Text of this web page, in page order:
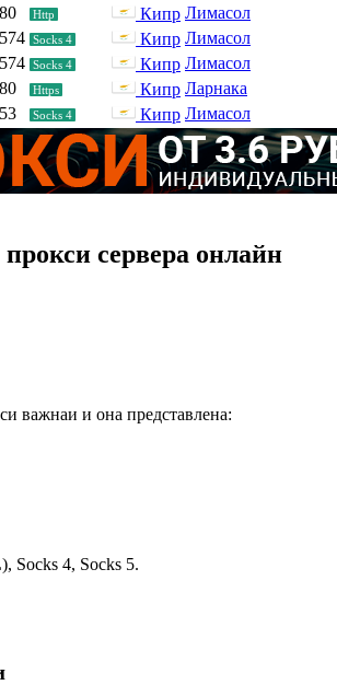
Http Кипр Лимасол
Socks 4 Кипр Лимасол
Socks 4 Кипр Лимасол
Https Кипр Ларнака
Socks 4 Кипр Лимасол
сервера онлайн
важнаи и она представлена:
Socks 4, Socks 5.